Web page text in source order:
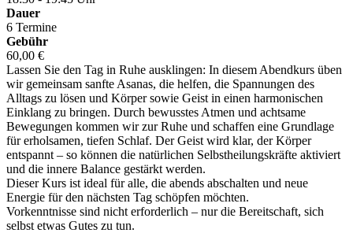
Dauer
6 Termine
Gebühr
60,00 €
Lassen Sie den Tag in Ruhe ausklingen: In diesem Abendkurs üben
wir gemeinsam sanfte Asanas, die helfen, die Spannungen des
Alltags zu lösen und Körper sowie Geist in einen harmonischen
Einklang zu bringen. Durch bewusstes Atmen und achtsame
Bewegungen kommen wir zur Ruhe und schaffen eine Grundlage
für erholsamen, tiefen Schlaf. Der Geist wird klar, der Körper
entspannt – so können die natürlichen Selbstheilungskräfte aktiviert
und die innere Balance gestärkt werden.
Dieser Kurs ist ideal für alle, die abends abschalten und neue
Energie für den nächsten Tag schöpfen möchten.
Vorkenntnisse sind nicht erforderlich – nur die Bereitschaft, sich
selbst etwas Gutes zu tun.